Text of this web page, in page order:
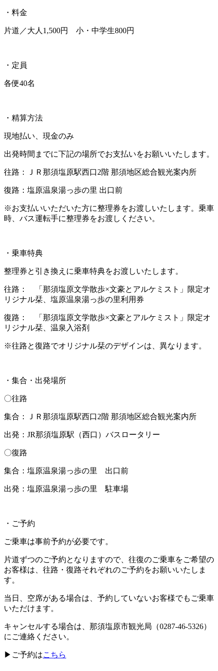
・料金
片道／大人1,500円 小・中学生800円
・定員
各便40名
・精算方法
現地払い、現金のみ
出発時間までに下記の場所でお支払いをお願いいたします。
往路：ＪＲ那須塩原駅西口2階 那須地区総合観光案内所
復路：塩原温泉湯っ歩の里 出口前
※お支払いいただいた方に整理券をお渡しいたします。乗車
時、バス運転手に整理券をお渡しください。
・乗車特典
整理券と引き換えに乗車特典をお渡しいたします。
往路： 「那須塩原文学散歩×文豪とアルケミスト」限定オ
リジナル栞、塩原温泉湯っ歩の里利用券
復路： 「那須塩原文学散歩×文豪とアルケミスト」限定オ
リジナル栞、温泉入浴剤
※往路と復路でオリジナル栞のデザインは、異なります。
・集合・出発場所
〇往路
集合：ＪＲ那須塩原駅西口2階 那須地区総合観光案内所
出発：JR那須塩原駅（西口）バスロータリー
〇復路
集合：塩原温泉湯っ歩の里 出口前
出発：塩原温泉湯っ歩の里 駐車場
・ご予約
ご乗車は事前予約が必要です。
片道ずつのご予約となりますので、往復のご乗車をご希望の
お客様は、往路・復路それぞれのご予約をお願いいたしま
す。
当日、空席がある場合は、予約していないお客様でもご乗車
いただけます。
キャンセルする場合は、那須塩原市観光局（0287-46-5326）
にご連絡ください。
▶ご予約はこちら